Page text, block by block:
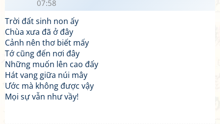
07:58
Trời đất sinh non ấy
Chùa xưa đã ở đây
Cảnh nên thơ biết mấy
Tớ cũng đến nơi đây
Những muốn lên cao đấy
Hát vang giữa núi mây
Ước mà không được vậy
Mọi sự vẫn như vầy!